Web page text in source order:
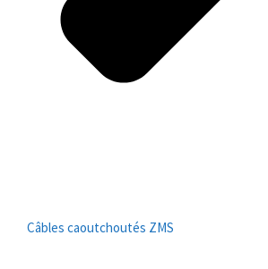
Câbles caoutchoutés ZMS